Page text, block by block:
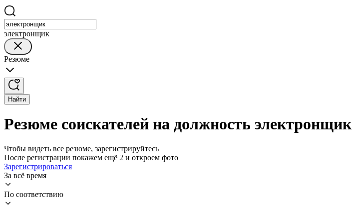
электронщик
Резюме
Найти
Резюме соискателей на должность
Чтобы видеть все резюме, зарегистрируйтесь
После регистрации покажем ещё 2 и откроем фото
Зарегистрироваться
За всё время
По соответствию